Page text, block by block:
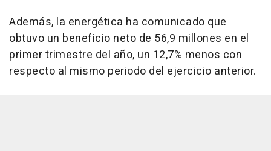
Además, la energética ha comunicado que
obtuvo un beneficio neto de 56,9 millones en el
primer trimestre del año, un 12,7% menos con
respecto al mismo periodo del ejercicio anterior.